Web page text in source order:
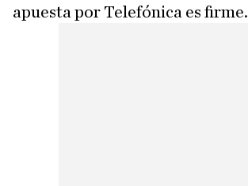
apuesta por Telefónica es firme.